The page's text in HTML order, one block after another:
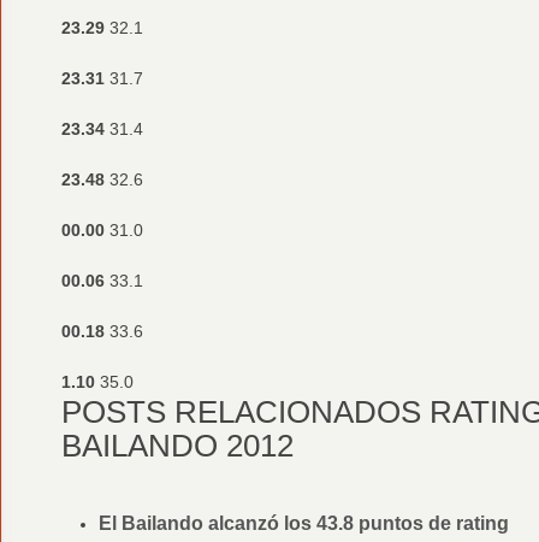
23.29 32.1
23.31 31.7
23.34 31.4
23.48 32.6
00.00 31.0
00.06 33.1
00.18 33.6
1.10 35.0
POSTS RELACIONADOS
BAILANDO 2012
El Bailando alcanzó los 43.8 puntos de rating